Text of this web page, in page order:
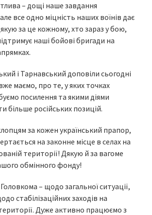
– дощі наше завдання
все одно міцність наших воїнів дає
за це кожному, хто зараз у бою,
наші бойові бригади на
і Тарнавський доповіли сьогодні
вже маємо, про те, у яких точках
посилення та якими діями
більше російських позицій.
за кожен український прапор,
на законне місце в селах на
території! Дякую й за вагоме
обмінного фонду!
– щодо загальної ситуації,
стабілізаційних заходів на
Дуже активно працюємо з